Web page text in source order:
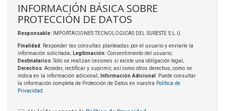
INFORMACIÓN BÁSICA SOBRE
PROTECCIÓN DE DATOS
Responsable: IMPORTACIONES TECNOLOGICAS DEL SURESTE S.L.U.
Finalidad: Responder las consultas planteadas por el usuario y enviarle la
información solicitada; Legitimación: Consentimiento del usuario;
Destinatarios: Solo se realizan cesiones si existe una obligación legal;
Derechos: Acceder, rectificar y suprimir, así como otros derechos, como se
indica en la información adicional;
Información Adicional : Puede consultar
la información completa de Protección de Datos en nuestra Política de
Privacidad